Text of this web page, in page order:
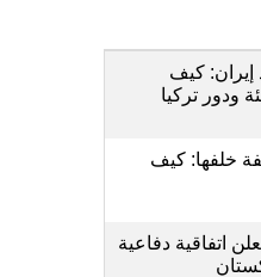
إيران: كيف
ودور تركيا
خلفها: كيف
اتفاقية دفاعية